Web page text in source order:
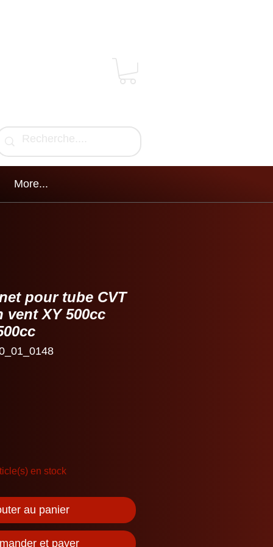
More...
pour tube CVT
XY 500cc
en stock
au panier
et payer